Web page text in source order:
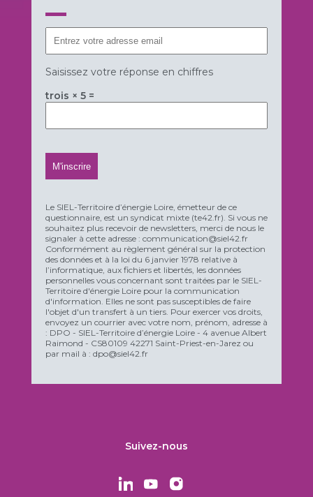
Saisissez votre réponse en chiffres
trois × 5 =
Le SIEL-Territoire d’énergie Loire, émetteur de ce
questionnaire, est un syndicat mixte (te42.fr). Si vous ne
souhaitez plus recevoir de newsletters, merci de nous le
signaler à cette adresse : communication@siel42.fr
Conformément au règlement général sur la protection
des données et à la loi du 6 janvier 1978 relative à
l’informatique, aux fichiers et libertés, les données
personnelles vous concernant sont traitées par le SIEL-
Territoire d'énergie Loire pour la communication
d'information. Elles ne sont pas susceptibles de faire
l'objet d'un transfert à un tiers. Pour exercer vos droits,
envoyez un courrier avec votre nom, prénom, adresse à
: DPO - SIEL-Territoire d’énergie Loire - 4 avenue Albert
Raimond - CS80109 42271 Saint-Priest-en-Jarez ou
par mail à : dpo@siel42.fr
Suivez-nous